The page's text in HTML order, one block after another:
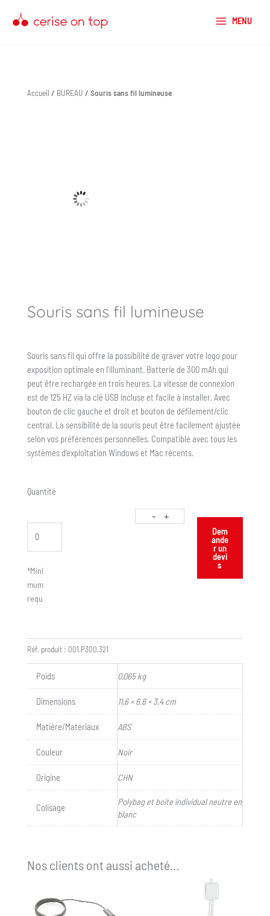
MENU
Accueil / BUREAU / Souris sans fil lumineuse
Souris sans fil lumineuse
Souris sans fil qui offre la possibilité de graver votre logo pour
exposition optimale en l’illuminant. Batterie de 300 mAh qui
peut être rechargée en trois heures. La vitesse de connexion
est de 125 HZ via la clé USB incluse et facile à installer. Avec
bouton de clic gauche et droit et bouton de défilement/clic
central. La sensibilité de la souris peut être facilement ajustée
selon vos préférences personnelles. Compatible avec tous les
systèmes d’exploitation Windows et Mac récents.
Quantité
*Mini
mum
requ
- +
Dem
ande
r un
devi
s
Réf. produit : 001.P300.321
Poids 0,065 kg
Dimensions 11,6 × 6,6 × 3,4 cm
Matière/Matériaux ABS
Couleur Noir
Origine CHN
Colisage
Polybag et boite individual neutre en
blanc
Nos clients ont aussi acheté…